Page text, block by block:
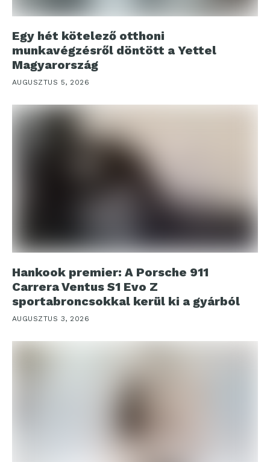
Egy hét kötelező otthoni
munkavégzésről döntött a Yettel
Magyarország
AUGUSZTUS 5, 2026
Hankook premier: A Porsche 911
Carrera Ventus S1 Evo Z
sportabroncsokkal kerül ki a gyárból
AUGUSZTUS 3, 2026